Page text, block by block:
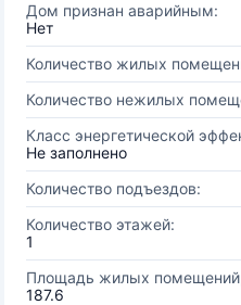
Дом признан аварийным:
Нет
Количество жилых
Количество нежилых
Класс энергетической
Не заполнено
Количество подъездов:
Количество этажей:
1
Площадь жилых
187.6